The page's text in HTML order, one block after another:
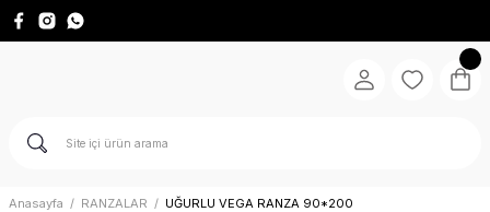
Anasayfa RANZALAR UĞURLU VEGA RANZA 90*200